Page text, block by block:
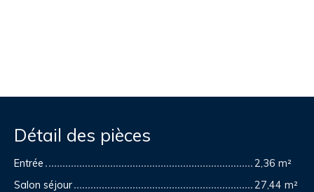
Détail des pièces
Entrée
2,36 m²
Salon séjour
27,44 m²